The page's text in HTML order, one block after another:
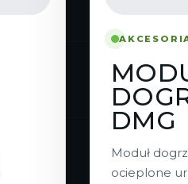
DMG
Moduł
ocieplone